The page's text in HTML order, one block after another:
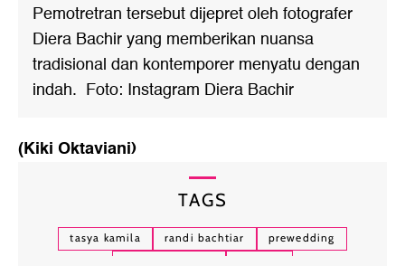
Pemotretran tersebut dijepret oleh fotografer
Diera Bachir yang memberikan nuansa
tradisional dan kontemporer menyatu dengan
indah. Foto: Instagram Diera Bachir
(Kiki Oktaviani)
TAGS
tasya kamila randi bachtiar
prewedding